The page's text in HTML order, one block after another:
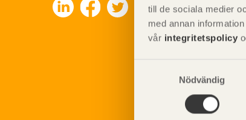
till de sociala medier
med annan
vår integritetspolicy
Nödvändig